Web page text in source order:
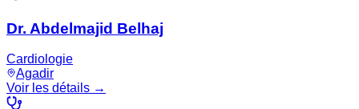
Dr. Abdelmajid Belhaj
Cardiologie
Agadir
Voir les détails →